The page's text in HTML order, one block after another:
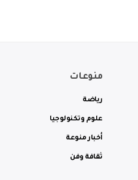
منوعات
رياضة
علوم وتكنولوجيا
أخبار منوعة
ثقافة وفن